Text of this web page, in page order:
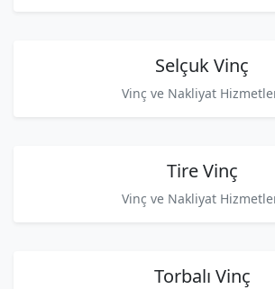
Selçuk Vinç
Vinç ve Nakliyat
Tire Vinç
Vinç ve Nakliyat
Torbalı Vinç